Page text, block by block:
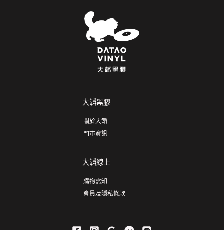
大韜黑膠
關於大韜
門市資訊
大韜線上
購物需知
會員及隱私條款